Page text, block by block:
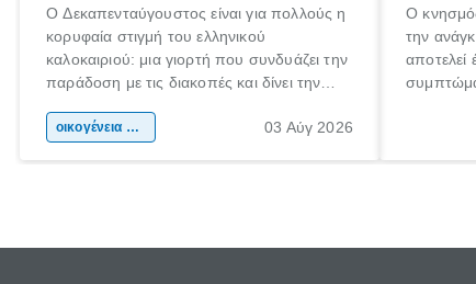
Ο Δεκαπενταύγουστος είναι για πολλούς η
κορυφαία στιγμή του ελληνικού
καλοκαιριού: μια γιορτή που συνδυάζει την
παράδοση με τις διακοπές και δίνει την
χώρας. Είτε πρόκειται για λίγες μέρες
οικογένεια & παιδί 03 Αύγ 2026
Ο
την
αποτελεί